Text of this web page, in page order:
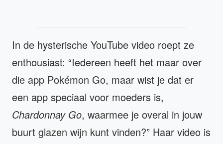
In de hysterische YouTube video roept ze
enthousiast: “Iedereen heeft het maar over
die app Pokémon Go, maar wist je dat er
een app speciaal voor moeders is,
Chardonnay Go, waarmee je overal in jouw
buurt glazen wijn kunt vinden?” Haar video is